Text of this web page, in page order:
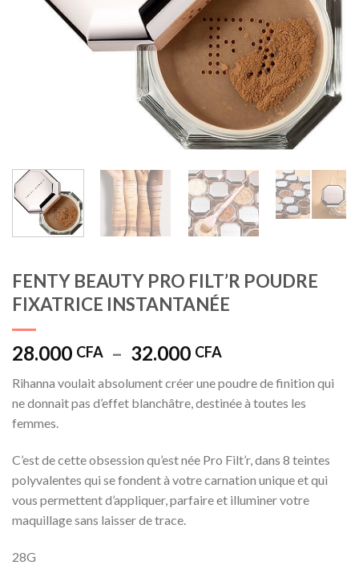
FENTY BEAUTY PRO FILT’R POUDRE
FIXATRICE INSTANTANÉE
28.000 CFA – 32.000 CFAPlage
prix :
28.000 CFA
Rihanna voulait absolument créer une poudre de finition qui
ne donnait pas d’effet blanchâtre, destinée à toutes les
femmes.
C’est de cette obsession qu’est née Pro Filt’r, dans 8 teintes
polyvalentes qui se fondent à votre carnation unique et qui
vous permettent d’appliquer, parfaire et illuminer votre
maquillage sans laisser de trace.
28G